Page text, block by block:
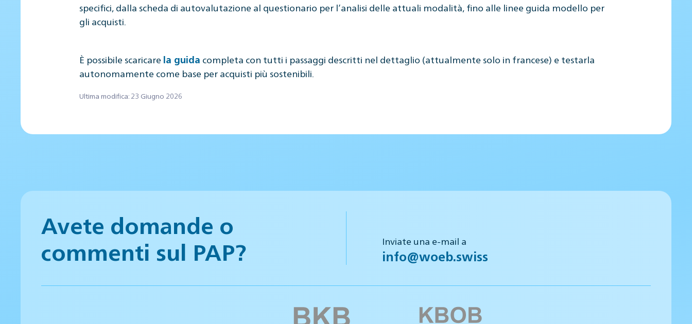
specifici, dalla scheda di autovalutazione al questionario per l’analisi delle attuali modalità, fino alle linee guida modello per
gli acquisti.
È possibile scaricare la guida completa con tutti i passaggi descritti nel dettaglio (attualmente solo in francese) e testarla
autonomamente come base per acquisti più sostenibili.
Ultima modifica: 23 Giugno 2026
Avete domande o
commenti sul PAP?
Inviate una e-mail a
info@woeb.swiss